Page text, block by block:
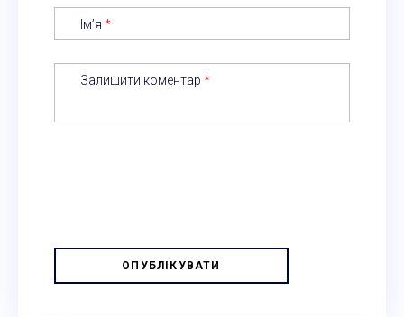
Ім’я *
Залишити коментар *